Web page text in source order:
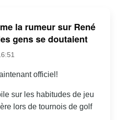
la rumeur sur René
gens se doutaient
officiel!
sur les habitudes de jeu
lors de tournois de golf